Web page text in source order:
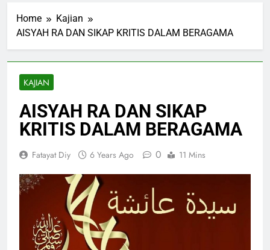
Home
Kajian
AISYAH RA DAN SIKAP KRITIS DALAM BERAGAMA
KAJIAN
AISYAH RA DAN SIKAP
KRITIS DALAM BERAGAMA
Fatayat Diy 6 Years Ago 0 11 Mins